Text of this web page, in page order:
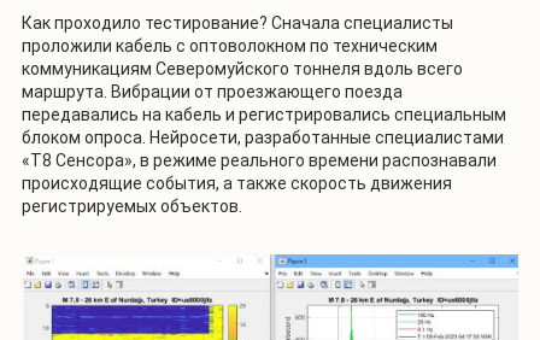
Как проходило тестирование? Сначала специалисты
проложили кабель с оптоволокном по техническим
коммуникациям Северомуйского тоннеля вдоль всего
маршрута. Вибрации от проезжающего поезда
передавались на кабель и регистрировались специальным
блоком опроса. Нейросети, разработанные специалистами
«Т8 Сенсора», в режиме реального времени распознавали
происходящие события, а также скорость движения
регистрируемых объектов.